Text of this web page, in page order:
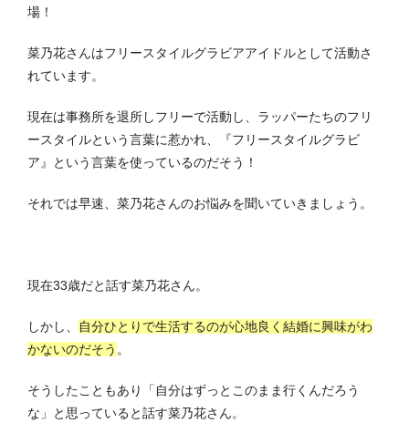
場！
菜乃花さんはフリースタイルグラビアアイドルとして活動さ
れています。
現在は事務所を退所しフリーで活動し、ラッパーたちのフリ
ースタイルという言葉に惹かれ、『フリースタイルグラビ
ア』という言葉を使っているのだそう！
それでは早速、菜乃花さんのお悩みを聞いていきましょう。
現在33歳だと話す菜乃花さん。
しかし、
自分ひとりで生活するのが心地良く結婚に興味がわ
かないのだそう 。
そうしたこともあり「自分はずっとこのまま行くんだろう
な」と思っていると話す菜乃花さん。